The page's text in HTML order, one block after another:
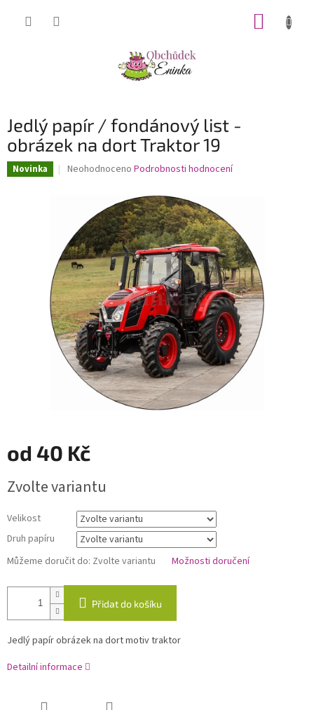
Jedlý papír / fondánový list -
obrázek na dort Traktor 19
Novinka
Průměrné
5
hvězdiček.
Neohodnoceno Podrobnosti hodnocení
od 40 Kč
cena:
Zvolte variantu
Velikost
Druh papíru
Můžeme doručit do: Zvolte variantu Možnosti doručení
Přidat do košíku
Jedlý papír obrázek na dort motiv traktor
Detailní informace